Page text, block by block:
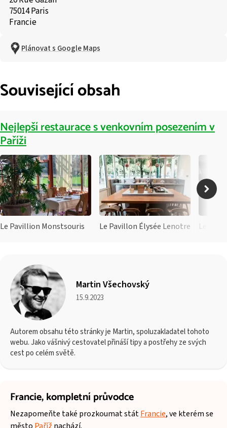
75014 Paris
Francie
Plánovat s Google Maps
Související obsah
Nejlepší restaurace s venkovním posezením v
Paříži
Le Pavillion Monstsouris Le Pavillon Élysée Lenotre Le 39V
Martin Všechovský
15.9.2023
Autorem obsahu této stránky je Martin, spoluzakladatel tohoto
webu. Jako vášnivý cestovatel přináší tipy a postřehy ze svých
cest po celém světě.
Francie,kompletní průvodce
Nezapomeňte také prozkoumat státFrancie, ve kterém se